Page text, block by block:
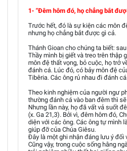
1- “Đêm hôm đó, họ chẳng bắt
Trước hết, đó là sự kiện các môn
nhưng họ chẳng bắt được gì cả.
Thánh Gioan cho chúng ta biết:
Thầy mình bị giết và treo trên thập
môn đệ thất vọng, bỏ cuộc, họ trở
đánh cá. Lúc đó, có bảy môn đệ
Tibêria. Các ông rủ nhau đi đánh
Theo kinh nghiệm của người ngư
thường đánh cá vào ban đêm thì
Nhưng lần này, họ đã vất vả suốt
(x. Ga 21,3). Bởi vì, đêm hôm đó,
diện với các ông. Các ông tự mình
giúp đỡ của Chúa Giêsu.
Đây là một ghi nhận đáng lưu ý đối
Cũng vậy, trong cuộc sống hằng